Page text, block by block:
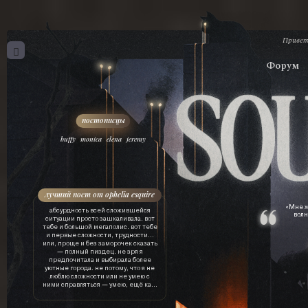
Форум
лучший пост от ophelia esquire
абсурдность всей сложившейся
ситуации просто зашкаливала. вот
тебе и большой мегаполис. вот тебе
и первые сложности, трудности…
или, проще и без заморочек сказать
— полный пиздец. не зря я
предпочитала и выбирала более
уютные города. не потому, что я не
люблю сложности или не умею с
ними справляться — умею, ещё как.
драгоценного времени, нервов, сил,
«Мне
buffy ,monica,elena , jeremy